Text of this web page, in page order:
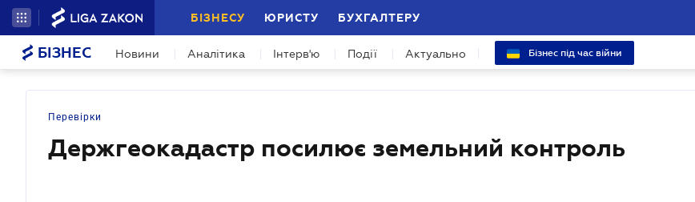
БІЗНЕСУ ЮРИСТУ БУХГАЛТЕРУ
БІЗНЕС Новини Аналітика Інтерв'ю Події Актуально Бізнес під час війни
Перевірки
Держгеокадастр посилює земельний контроль